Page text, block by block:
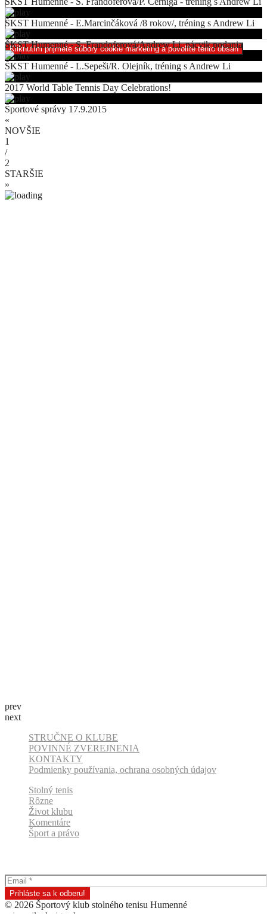
Kliknutím prijmete súbory cookie marketing a povolíte tento obsah
ŠKST Humenné - E.Marcinčáková /8 rokov/, tréning s Andrew Li
ŠKST Humenné - S. Frandoferová/Andrew Li, nácvik podania
ŠKST Humenné - L.Sepeši/R. Olejník, tréning s Andrew Li
2017 World Table Tennis Day Celebrations!
Športové správy 17.9.2015
«
NOVŠIE
1
/
2
STARŠIE
»
prev
next
STRUČNE O KLUBE
POVINNÉ ZVEREJNENIA
KONTAKTY
Podmienky používania, ochrana osobných údajov
Stolný tenis
Rôzne
Život klubu
Komentáre
Šport a právo
© 2026 Športový klub stolného tenisu Humenné